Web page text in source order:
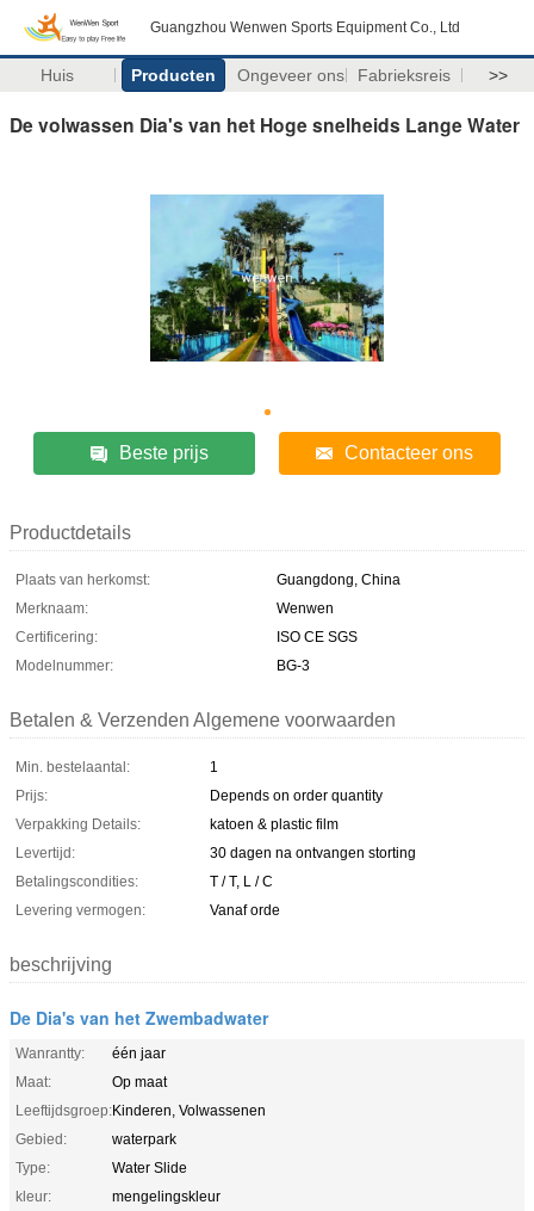
Guangzhou Wenwen Sports Equipment Co., Ltd
Huis Producten Ongeveer ons Fabrieksreis >>
De volwassen Dia's van het Hoge snelheids Lange Water
Beste prijs Contacteer ons
Productdetails
Plaats van herkomst:
Guangdong, China
Merknaam:
Wenwen
Certificering:
ISO CE SGS
Modelnummer:
BG-3
Betalen & Verzenden Algemene voorwaarden
Min. bestelaantal:
1
Prijs:
Depends on order quantity
Verpakking Details:
katoen & plastic film
Levertijd:
30 dagen na ontvangen storting
Betalingscondities:
T / T, L / C
Levering vermogen:
Vanaf orde
beschrijving
De Dia's van het Zwembadwater
Wanrantty:
één jaar
Maat:
Op maat
Leeftijdsgroep:Kinderen, Volwassenen
Gebied:
waterpark
Type:
Water Slide
kleur:
mengelingskleur